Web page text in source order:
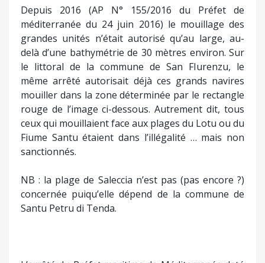
Depuis 2016 (AP N° 155/2016 du Préfet de
méditerranée du 24 juin 2016) le mouillage des
grandes unités n’était autorisé qu’au large, au-
delà d’une bathymétrie de 30 mètres environ. Sur
le littoral de la commune de San FIurenzu, le
même arrêté autorisait déjà ces grands navires
mouiller dans la zone déterminée par le rectangle
rouge de l’image ci-dessous. Autrement dit, tous
ceux qui mouillaient face aux plages du Lotu ou du
Fiume Santu étaient dans l’illégalité … mais non
sanctionnés.
NB : la plage de Saleccia n’est pas (pas encore ?)
concernée puiqu’elle dépend de la commune de
Santu Petru di Tenda.